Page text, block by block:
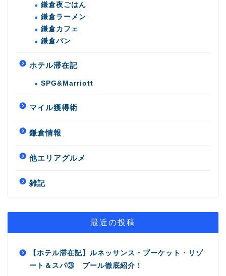
鎌倉夜ごはん
鎌倉ラーメン
鎌倉カフェ
鎌倉パン
ホテル滞在記
SPG&Marriott
マイル獲得術
鎌倉情報
他エリアグルメ
雑記
最近の投稿
【ホテル滞在記】ルネッサンス・プーケット・リゾ
ート＆スパ③ プール徹底紹介！